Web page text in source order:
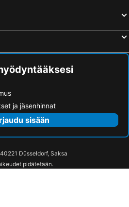
ja jäsenhinnat
sisään
Düsseldorf, Saksa
pidätetään.